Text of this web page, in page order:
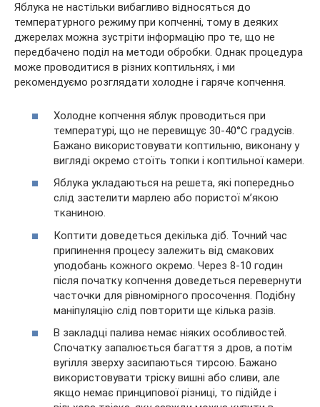
Яблука не настільки вибагливо відносяться до
температурного режиму при копченні, тому в деяких
джерелах можна зустріти інформацію про те, що не
передбачено поділ на методи обробки. Однак процедура
може проводитися в різних коптильнях, і ми
рекомендуємо розглядати холодне і гаряче копчення.
Холодне копчення яблук проводиться при
температурі, що не перевищує 30-40°C градусів.
Бажано використовувати коптильню, виконану у
вигляді окремо стоїть топки і коптильної камери.
Яблука укладаються на решета, які попередньо
слід застелити марлею або пористої м’якою
тканиною.
Коптити доведеться декілька діб. Точний час
припинення процесу залежить від смакових
уподобань кожного окремо. Через 8-10 годин
після початку копчення доведеться перевернути
часточки для рівномірного просочення. Подібну
маніпуляцію слід повторити ще кілька разів.
В закладці палива немає ніяких особливостей.
Спочатку запалюється багаття з дров, а потім
вугілля зверху засипаються тирсою. Бажано
використовувати тріску вишні або сливи, але
якщо немає принципової різниці, то підійде і